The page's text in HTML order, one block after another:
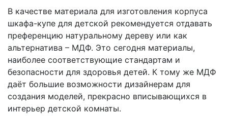
В качестве материала для изготовления корпуса
шкафа-купе для детской рекомендуется отдавать
преференцию натуральному дереву или как
альтернатива – МДФ. Это сегодня материалы,
наиболее соответствующие стандартам и
безопасности для здоровья детей. К тому же МДФ
даёт большие возможности дизайнерам для
создания моделей, прекрасно вписывающихся в
интерьер детской комнаты.